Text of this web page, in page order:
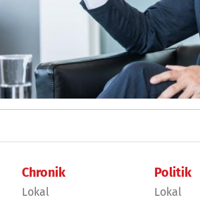
Chronik
Lokal
Politik
Lokal